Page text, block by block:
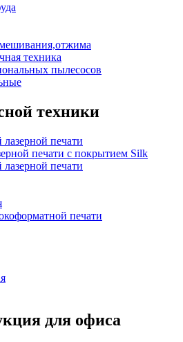
техника
пылесосов
техники
печати
печати с покрытием Silk
печати
печати
для офиса